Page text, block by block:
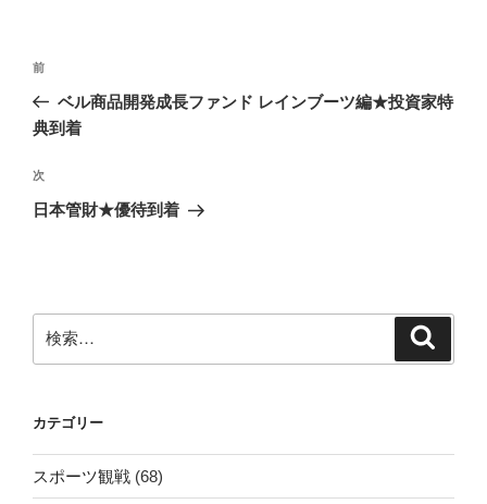
投
ナ
ゲ
ー
前
の
投
前
ベル商品開発成長ファンド レインブーツ編★投資家特
典到着
次
の
次
日本管財★優待到着
索:
カテゴリー
スポーツ観戦 (68)